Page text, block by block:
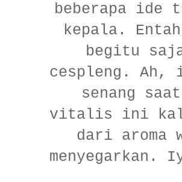
beberapa ide
kepala.
begitu
cespleng. Ah,
senang saat
vitalis ini kali,
dari aroma